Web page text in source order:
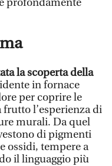
profondamente
la scoperta della
in fornace
per coprire le
l’esperienza di
murali. Da quel
di pigmenti
ossidi, tempere a
il linguaggio più